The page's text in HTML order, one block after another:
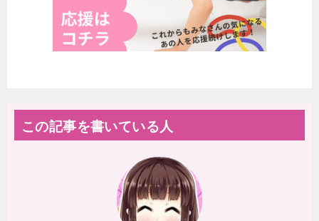
この記事を書いている人